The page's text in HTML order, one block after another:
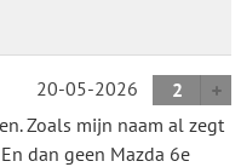
20-05-2026
2
Zoals mijn naam al zegt
dan geen Mazda 6e